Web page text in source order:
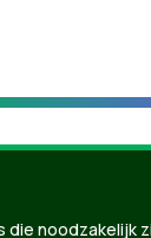
noodzakelijk